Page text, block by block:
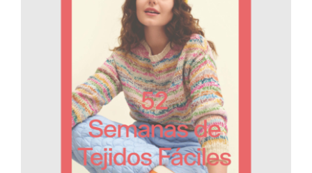
AÑADIR AL CARRITO
/
DETALLES